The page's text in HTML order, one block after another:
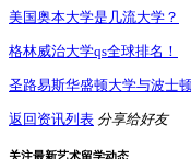
美国奥本大学是几流大学？
格林威治大学qs全球排名！
圣路易斯华盛顿大学与波士
返回资讯列表 分享给好友
关注最新艺术留学动态